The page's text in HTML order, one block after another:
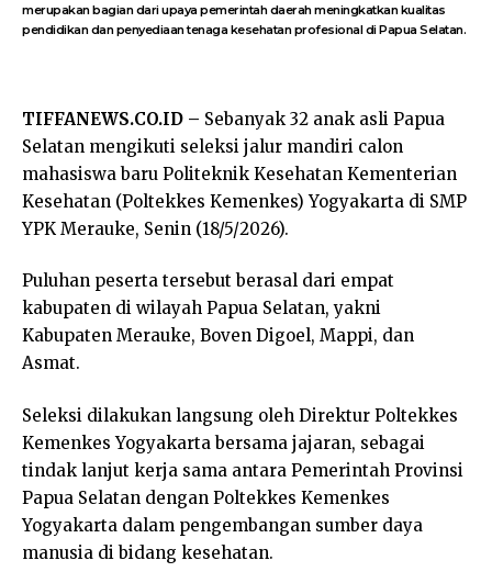
merupakan bagian dari upaya pemerintah daerah meningkatkan kualitas
pendidikan dan penyediaan tenaga kesehatan profesional di Papua Selatan.
TIFFANEWS.CO.ID – Sebanyak 32 anak asli Papua
Selatan mengikuti seleksi jalur mandiri calon
mahasiswa baru Politeknik Kesehatan Kementerian
Kesehatan (Poltekkes Kemenkes) Yogyakarta di SMP
YPK Merauke, Senin (18/5/2026).
Puluhan peserta tersebut berasal dari empat
kabupaten di wilayah Papua Selatan, yakni
Kabupaten Merauke, Boven Digoel, Mappi, dan
Asmat.
Seleksi dilakukan langsung oleh Direktur Poltekkes
Kemenkes Yogyakarta bersama jajaran, sebagai
tindak lanjut kerja sama antara Pemerintah Provinsi
Papua Selatan dengan Poltekkes Kemenkes
Yogyakarta dalam pengembangan sumber daya
manusia di bidang kesehatan.